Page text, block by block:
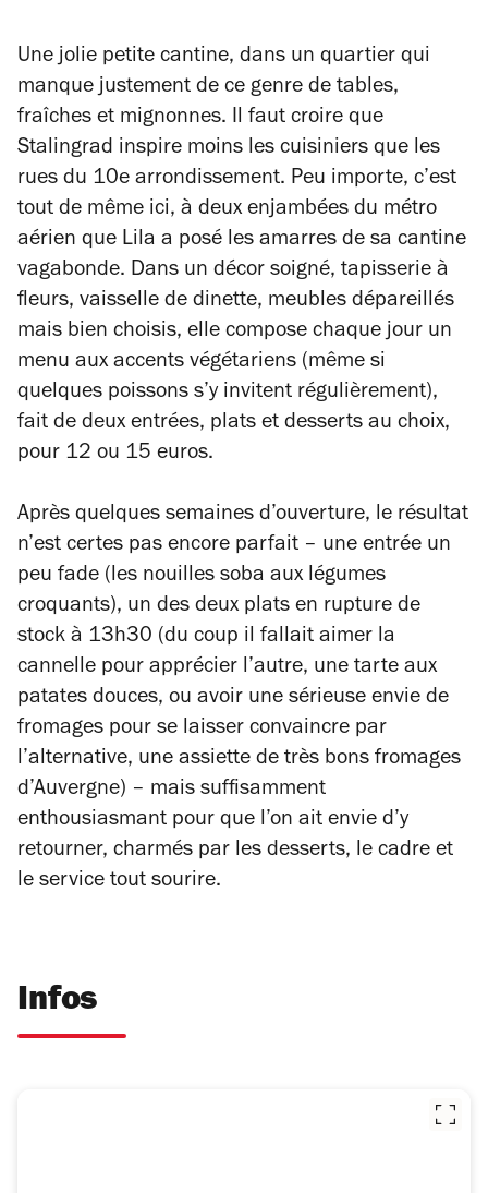
Une jolie petite cantine, dans un quartier qui
manque justement de ce genre de tables,
fraîches et mignonnes. Il faut croire que
Stalingrad inspire moins les cuisiniers que les
rues du 10e arrondissement. Peu importe, c’est
tout de même ici, à deux enjambées du métro
aérien que Lila a posé les amarres de sa cantine
vagabonde. Dans un décor soigné, tapisserie à
fleurs, vaisselle de dinette, meubles dépareillés
mais bien choisis, elle compose chaque jour un
menu aux accents végétariens (même si
quelques poissons s’y invitent régulièrement),
fait de deux entrées, plats et desserts au choix,
pour 12 ou 15 euros.
Après quelques semaines d’ouverture, le résultat
n’est certes pas encore parfait – une entrée un
peu fade (les nouilles soba aux légumes
croquants), un des deux plats en rupture de
stock à 13h30 (du coup il fallait aimer la
cannelle pour apprécier l’autre, une tarte aux
patates douces, ou avoir une sérieuse envie de
fromages pour se laisser convaincre par
l’alternative, une assiette de très bons fromages
d’Auvergne) – mais suffisamment
enthousiasmant pour que l’on ait envie d’y
retourner, charmés par les desserts, le cadre et
le service tout sourire.
Infos